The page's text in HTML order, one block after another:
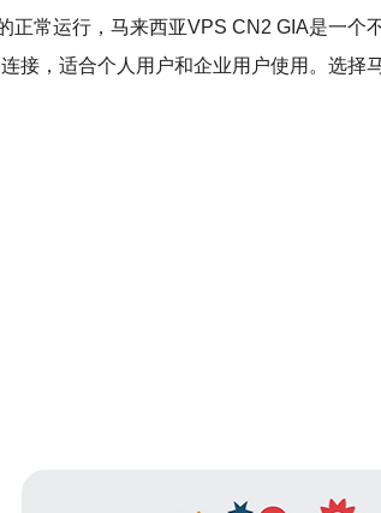
常运行，马来西亚VPS CN2 GIA是一个
接，适合个人用户和企业用户使用。选